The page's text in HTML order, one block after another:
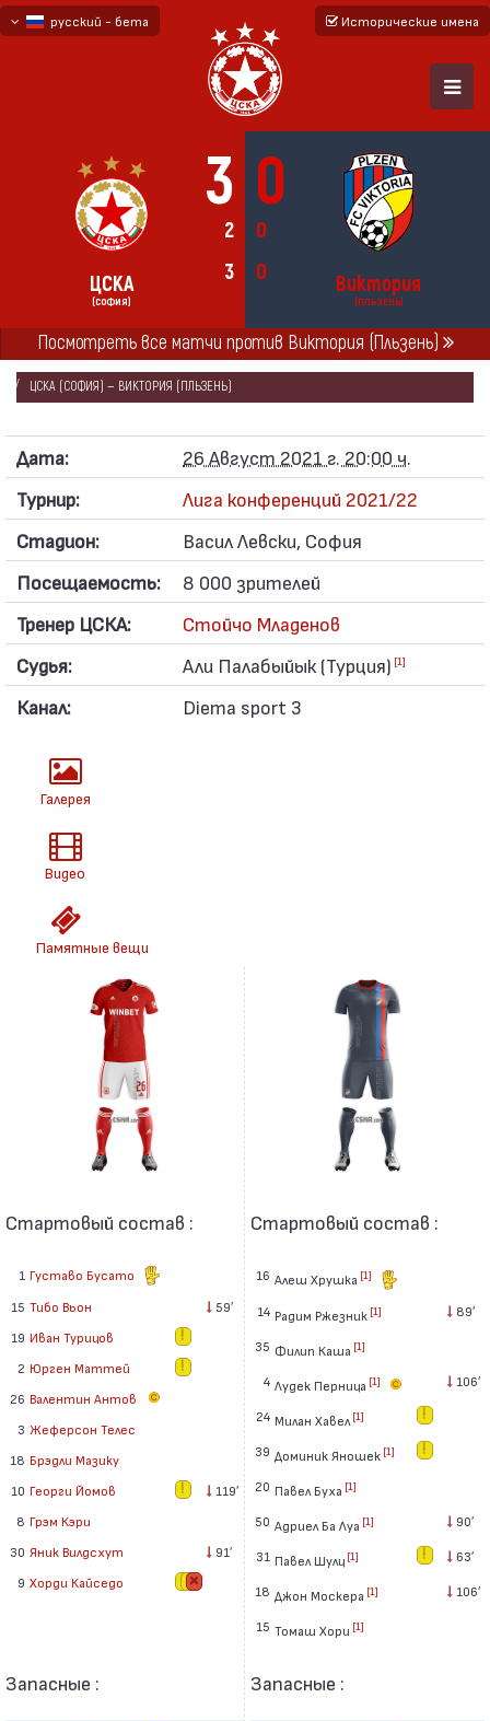
русский - бета
Исторические имена
3 0
2
0
3
0
ЦСКА
(СОФИЯ)
Виктория
(ПЛЬЗЕНЬ)
Посмотреть все матчи против Виктория (Пльзень)
ГЛАВНАЯ СЕЗОНЫ 2021/22
ЛИГА КОНФЕРЕНЦИЙ 2021/22
ЦСКА (СОФИЯ) — ВИКТОРИЯ (ПЛЬЗЕНЬ)
Дата:
26 Август 2021 г. 20:00 ч.
Турнир:
Лига конференций 2021/22
Стадион:
Васил Левски, София
Посещаемость:
8 000 зрителей
Тренер ЦСКА:
Стойчо Младенов
Судья:
Али Палабыйык (Турция) [1]
Канал: Diema sport 3
Галерея
Видео
Памятные вещи
Стартовый состав :
1 Густаво Бусато
15 Тибо Вьон
59′
19 Иван Турицов
2 Юрген Маттей
26 Валентин Антов
3 Жеферсон Телес
18 Брэдли Мазику
10 Георги Йомов
119′
8 Грэм Кэри
30 Яник Вилдсхут
91′
9 Хорди Кайседо
Запасные :
Стартовый состав :
16 Алеш Хрушка [1]
14 Радим Ржезник [1] 89′
35 Филип Каша [1]
4 Лудек Перница [1] 106′
24 Милан Хавел [1]
39 Доминик Яношек [1]
20 Павел Буха [1]
50 Адриел Ба Луа [1] 90′
31 Павел Шулц [1] 63′
18 Джон Москера [1] 106′
15 Томаш Хори [1]
Запасные :